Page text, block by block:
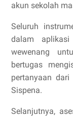
akun sekolah
Seluruh
dalam
wewenang
bertugas
pertanyaan
Sispena.
Selanjutnya,